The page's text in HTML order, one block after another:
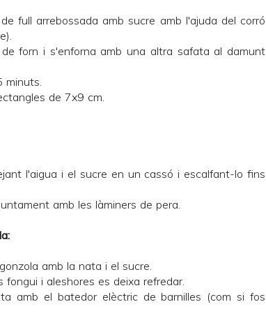
full arrebossada amb sucre amb l'ajuda del corró
de forn i s'enforna amb una altra safata al damunt
minuts.
de 7x9 cm.
l'aigua i el sucre en un cassó i escalfant-lo fins
amb les làminers de pera.
amb la nata i el sucre.
i aleshores es deixa refredar.
amb el batedor elèctric de barnilles (com si fos